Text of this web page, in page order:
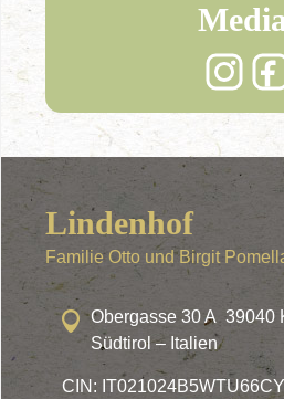
Lindenhof
Familie Otto und Birgit
Obergasse 30 A 39040
Südtirol – Italien
CIN: